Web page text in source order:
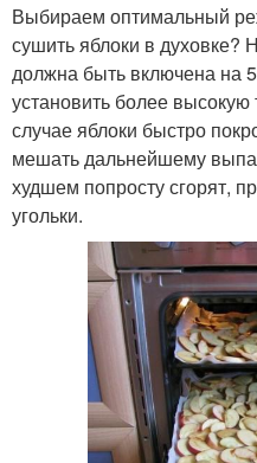
Выбираем оптимальный
сушить яблоки в духовке?
должна быть включена на
установить более
случае яблоки быстро
мешать дальнейшему
худшем попросту сгорят,
угольки.